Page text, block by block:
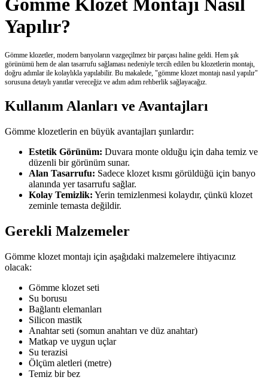
Yapılır?
Gömme klozetler, modern banyoların vazgeçilmez bir parçası haline geldi. Hem şık
görünümü hem de alan tasarrufu sağlaması nedeniyle tercih edilen bu klozetlerin montajı,
doğru adımlar ile kolaylıkla yapılabilir. Bu makalede, "gömme klozet montajı nasıl yapılır"
sorusuna detaylı yanıtlar vereceğiz ve adım adım rehberlik sağlayacağız.
Kullanım Alanları ve Avantajları
Gömme klozetlerin en büyük avantajları şunlardır:
Estetik Görünüm: Duvara monte olduğu için daha temiz ve
düzenli bir görünüm sunar.
Alan Tasarrufu: Sadece klozet kısmı görüldüğü için banyo
alanında yer tasarrufu sağlar.
Kolay Temizlik: Yerin temizlenmesi kolaydır, çünkü klozet
zeminle temasta değildir.
Gerekli Malzemeler
Gömme klozet montajı için aşağıdaki malzemelere ihtiyacınız
olacak:
Gömme klozet seti
Su borusu
Bağlantı elemanları
Silicon mastik
Anahtar seti (somun anahtarı ve düz anahtar)
Matkap ve uygun uçlar
Su terazisi
Ölçüm aletleri (metre)
Temiz bir bez